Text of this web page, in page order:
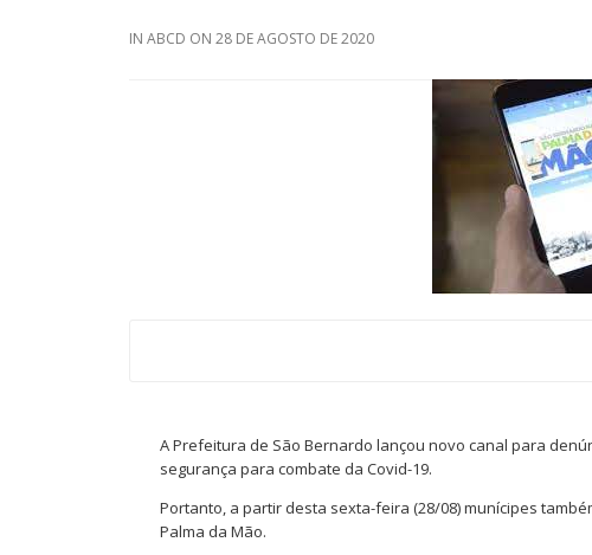
IN ABCD ON 28 DE AGOSTO DE 2020
A Prefeitura de São Bernardo lançou novo canal para
segurança para combate da Covid-19.
Portanto, a partir desta sexta-feira (28/08) munícipes
Palma da Mão.